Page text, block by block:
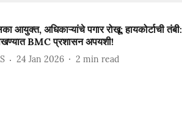
आयुक्त, अधिकाऱ्यांचे पगार रोखू; हायकोर्टाची तंबी:
BMC प्रशासन अपयशी!
24 Jan 2026 2 min read